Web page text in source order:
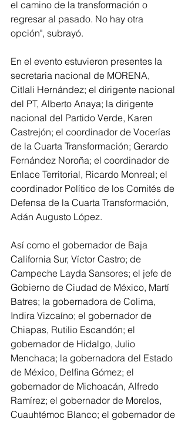
el camino de la transformación o
regresar al pasado. No hay otra
opción", subrayó.
En el evento estuvieron presentes la
secretaria nacional de MORENA,
Citlali Hernández; el dirigente nacional
del PT, Alberto Anaya; la dirigente
nacional del Partido Verde, Karen
Castrejón; el coordinador de Vocerías
de la Cuarta Transformación; Gerardo
Fernández Noroña; el coordinador de
Enlace Territorial, Ricardo Monreal; el
coordinador Político de los Comités de
Defensa de la Cuarta Transformación,
Adán Augusto López.
Así como el gobernador de Baja
California Sur, Víctor Castro; de
Campeche Layda Sansores; el jefe de
Gobierno de Ciudad de México, Martí
Batres; la gobernadora de Colima,
Indira Vizcaíno; el gobernador de
Chiapas, Rutilio Escandón; el
gobernador de Hidalgo, Julio
Menchaca; la gobernadora del Estado
de México, Delfina Gómez; el
gobernador de Michoacán, Alfredo
Ramírez; el gobernador de Morelos,
Cuauhtémoc Blanco; el gobernador de